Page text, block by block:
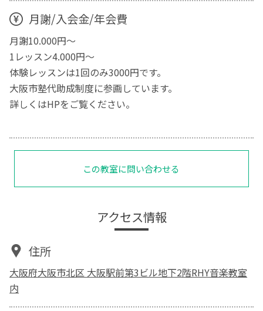
月謝/入会金/年会費
月謝10.000円～
1レッスン4.000円～
体験レッスンは1回のみ3000円です。
大阪市塾代助成制度に参画しています。
詳しくはHPをご覧ください。
この教室に問い合わせる
アクセス情報
住所
大阪府大阪市北区 大阪駅前第3ビル地下2階RHY音楽教室
内